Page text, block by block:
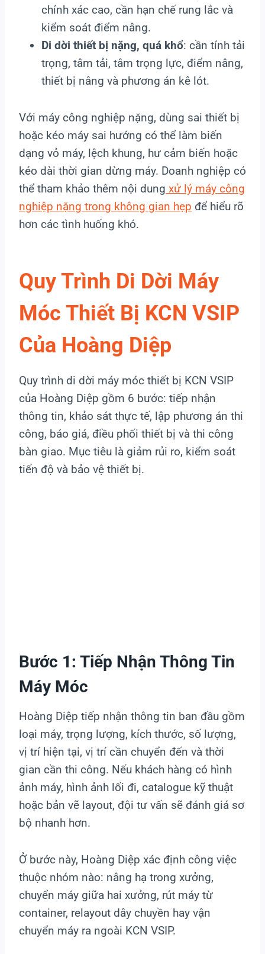
chính xác cao, cần hạn chế rung lắc và
kiểm soát điểm nâng.
Di dời thiết bị nặng, quá khổ: cần tính tải
trọng, tâm tải, tâm trọng lực, điểm nâng,
thiết bị nâng và phương án kê lót.
Với máy công nghiệp nặng, dùng sai thiết bị
hoặc kéo máy sai hướng có thể làm biến
dạng vỏ máy, lệch khung, hư cảm biến hoặc
kéo dài thời gian dừng máy. Doanh nghiệp có
thể tham khảo thêm nội dung xử lý máy công
nghiệp nặng trong không gian hẹp để hiểu rõ
hơn các tình huống khó.
Quy Trình Di Dời Máy
Móc Thiết Bị KCN VSIP
Của Hoàng Diệp
Quy trình di dời máy móc thiết bị KCN VSIP
của Hoàng Diệp gồm 6 bước: tiếp nhận
thông tin, khảo sát thực tế, lập phương án thi
công, báo giá, điều phối thiết bị và thi công
bàn giao. Mục tiêu là giảm rủi ro, kiểm soát
tiến độ và bảo vệ thiết bị.
Bước 1: Tiếp Nhận Thông Tin
Máy Móc
Hoàng Diệp tiếp nhận thông tin ban đầu gồm
loại máy, trọng lượng, kích thước, số lượng,
vị trí hiện tại, vị trí cần chuyển đến và thời
gian cần thi công. Nếu khách hàng có hình
ảnh máy, hình ảnh lối đi, catalogue kỹ thuật
hoặc bản vẽ layout, đội tư vấn sẽ đánh giá sơ
bộ nhanh hơn.
Ở bước này, Hoàng Diệp xác định công việc
thuộc nhóm nào: nâng hạ trong xưởng,
chuyển máy giữa hai xưởng, rút máy từ
container, relayout dây chuyền hay vận
chuyển máy ra ngoài KCN VSIP.